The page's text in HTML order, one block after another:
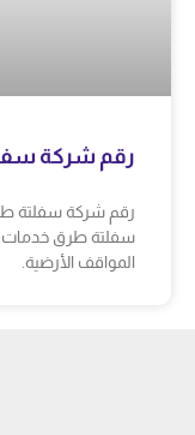
رقم شركة
رقم شركة سفلتة
سفلتة طرق خدمات
المواقف الأرضية.